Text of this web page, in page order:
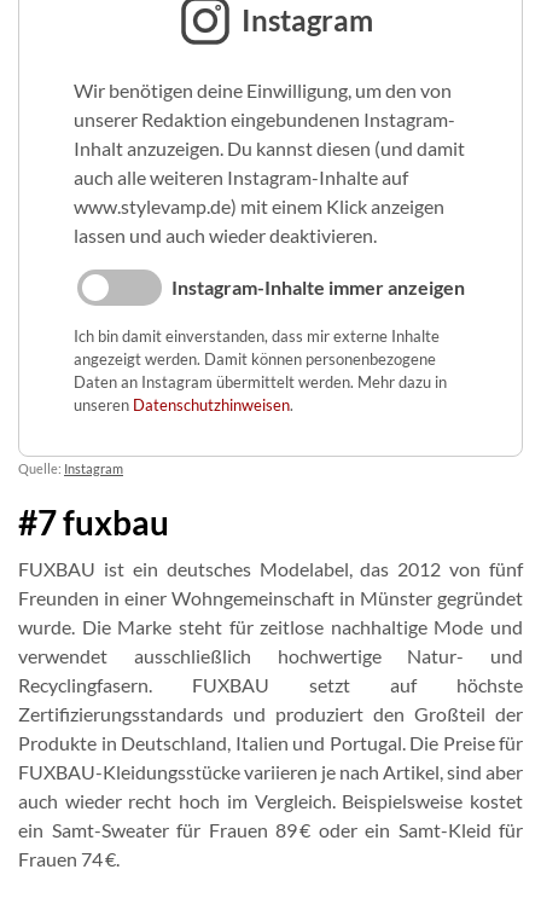
Instagram
Wir benötigen deine Einwilligung, um den von
unserer Redaktion eingebundenen Instagram-
Inhalt anzuzeigen. Du kannst diesen (und damit
auch alle weiteren Instagram-Inhalte auf
www.stylevamp.de) mit einem Klick anzeigen
lassen und auch wieder deaktivieren.
Instagram-Inhalte immer anzeigen
Ich bin damit einverstanden, dass mir externe Inhalte
angezeigt werden. Damit können personenbezogene
Daten an Instagram übermittelt werden. Mehr dazu in
unseren Datenschutzhinweisen.
Quelle: Instagram
#7 fuxbau
FUXBAU ist ein deutsches Modelabel, das 2012 von fünf
Freunden in einer Wohngemeinschaft in Münster gegründet
wurde. Die Marke steht für zeitlose nachhaltige Mode und
verwendet ausschließlich hochwertige Natur- und
Recyclingfasern. FUXBAU setzt auf höchste
Zertifizierungsstandards und produziert den Großteil der
Produkte in Deutschland, Italien und Portugal. Die Preise für
FUXBAU-Kleidungsstücke variieren je nach Artikel, sind aber
auch wieder recht hoch im Vergleich. Beispielsweise kostet
ein Samt-Sweater für Frauen 89 € oder ein Samt-Kleid für
Frauen 74 €.